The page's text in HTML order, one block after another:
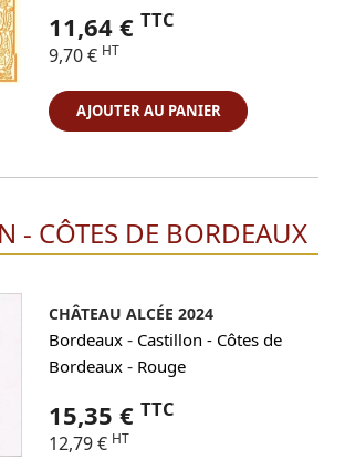
11,64 € TTC
9,70 € HT
AJOUTER AU PANIER
- CÔTES DE BORDEAUX
CHÂTEAU ALCÉE 2024
Bordeaux - Castillon - Côtes de
Bordeaux - Rouge
15,35 € TTC
12,79 € HT